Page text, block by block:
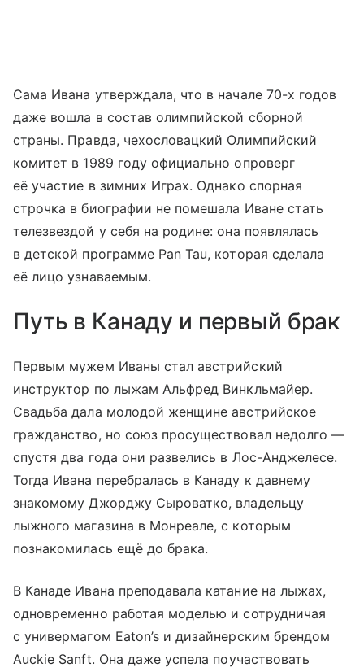
Сама Ивана утверждала, что в начале 70-х годов
даже вошла в состав олимпийской сборной
страны. Правда, чехословацкий Олимпийский
комитет в 1989 году официально опроверг
её участие в зимних Играх. Однако спорная
строчка в биографии не помешала Иване стать
телезвездой у себя на родине: она появлялась
в детской программе Pan Tau, которая сделала
её лицо узнаваемым.
Путь в Канаду и первый брак
Первым мужем Иваны стал австрийский
инструктор по лыжам Альфред Винкльмайер.
Свадьба дала молодой женщине австрийское
гражданство, но союз просуществовал недолго —
спустя два года они развелись в Лос-Анджелесе.
Тогда Ивана перебралась в Канаду к давнему
знакомому Джорджу Сыроватко, владельцу
лыжного магазина в Монреале, с которым
познакомилась ещё до брака.
В Канаде Ивана преподавала катание на лыжах,
одновременно работая моделью и сотрудничая
с универмагом Eaton’s и дизайнерским брендом
Auckie Sanft. Она даже успела поучаствовать